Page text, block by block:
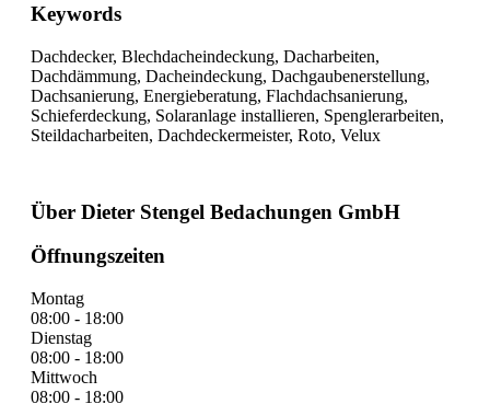
Keywords
Dachdecker, Blechdacheindeckung, Dacharbeiten,
Dachdämmung, Dacheindeckung, Dachgaubenerstellung,
Dachsanierung, Energieberatung, Flachdachsanierung,
Schieferdeckung, Solaranlage installieren, Spenglerarbeiten,
Steildacharbeiten, Dachdeckermeister, Roto, Velux
Über Dieter Stengel Bedachungen GmbH
Öffnungszeiten
Montag
08:00 - 18:00
Dienstag
08:00 - 18:00
Mittwoch
08:00 - 18:00